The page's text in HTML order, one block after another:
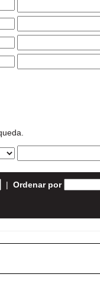
| Ordenar por